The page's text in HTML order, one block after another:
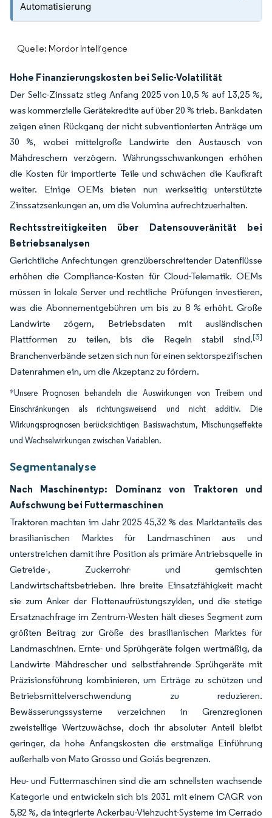
Automatisierung
Quelle: Mordor Intelligence
Hohe Finanzierungskosten bei Selic-Volatilität
Der Selic-Zinssatz stieg Anfang 2025 von 10,5 % auf 13,25 %,
was kommerzielle Gerätekredite auf über 20 % trieb. Bankdaten
zeigen einen Rückgang der nicht subventionierten Anträge um
30 %, wobei mittelgroße Landwirte den Austausch von
Mähdreschern verzögern. Währungsschwankungen erhöhen
die Kosten für importierte Teile und schwächen die Kaufkraft
weiter. Einige OEMs bieten nun werkseitig unterstützte
Zinssatzsenkungen an, um die Volumina aufrechtzuerhalten.
Rechtsstreitigkeiten über Datensouveränität bei
Betriebsanalysen
Gerichtliche Anfechtungen grenzüberschreitender Datenflüsse
erhöhen die Compliance-Kosten für Cloud-Telematik. OEMs
müssen in lokale Server und rechtliche Prüfungen investieren,
was die Abonnementgebühren um bis zu 8 % erhöht. Große
Landwirte zögern, Betriebsdaten mit ausländischen
Plattformen zu teilen, bis die Regeln stabil sind.[3]
Branchenverbände setzen sich nun für einen sektorspezifischen
Datenrahmen ein, um die Akzeptanz zu fördern.
*Unsere Prognosen behandeln die Auswirkungen von Treibern und
Einschränkungen als richtungsweisend und nicht additiv. Die
Wirkungsprognosen berücksichtigen Basiswachstum, Mischungseffekte
und Wechselwirkungen zwischen Variablen.
Segmentanalyse
Nach Maschinentyp: Dominanz von Traktoren und
Aufschwung bei Futtermaschinen
Traktoren machten im Jahr 2025 45,32 % des Marktanteils des
brasilianischen Marktes für Landmaschinen aus und
unterstreichen damit ihre Position als primäre Antriebsquelle in
Getreide-, Zuckerrohr- und gemischten
Landwirtschaftsbetrieben. Ihre breite Einsatzfähigkeit macht
sie zum Anker der Flottenaufrüstungszyklen, und die stetige
Ersatznachfrage im Zentrum-Westen hält dieses Segment zum
größten Beitrag zur Größe des brasilianischen Marktes für
Landmaschinen. Ernte- und Sprühgeräte folgen wertmäßig, da
Landwirte Mähdrescher und selbstfahrende Sprühgeräte mit
Präzisionsführung kombinieren, um Erträge zu schützen und
Betriebsmittelverschwendung zu reduzieren.
Bewässerungssysteme verzeichnen in Grenzregionen
zweistellige Wertzuwächse, doch ihr absoluter Anteil bleibt
geringer, da hohe Anfangskosten die erstmalige Einführung
außerhalb von Mato Grosso und Goiás begrenzen.
Heu- und Futtermaschinen sind die am schnellsten wachsende
Kategorie und entwickeln sich bis 2031 mit einem CAGR von
5,82 %, da integrierte Ackerbau-Viehzucht-Systeme im Cerrado